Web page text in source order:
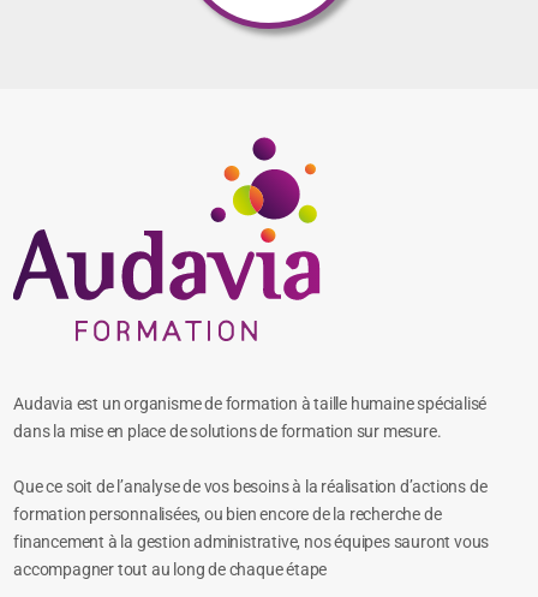
Audavia est un organisme de formation à taille humaine spécialisé
dans la mise en place de solutions de formation sur mesure.
Que ce soit de l’analyse de vos besoins à la réalisation d’actions de
formation personnalisées, ou bien encore de la recherche de
financement à la gestion administrative, nos équipes sauront vous
accompagner tout au long de chaque étape